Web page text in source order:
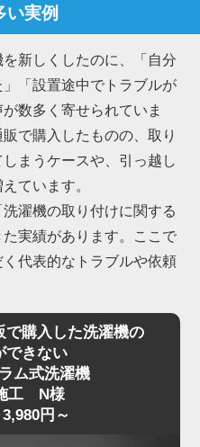
い実例
新しくしたのに、「自分
「設置途中でトラブルが
数多く寄せられていま
で購入したものの、取り
まうケースや、引っ越し
ています。
濯機の取り付けに関する
実績があります。ここで
代表的なトラブルや依頼
で購入した洗濯機の
できない
ム式洗濯機
工 N様
円～